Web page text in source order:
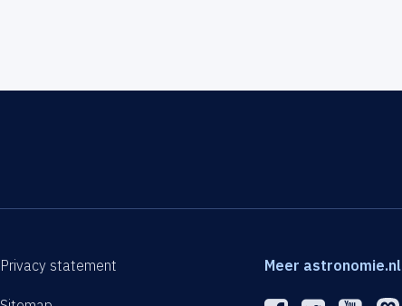
Privacy statement Meer astronomie.nl